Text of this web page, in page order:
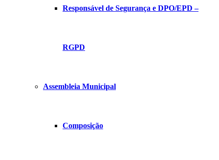
Responsável de Segurança e DPO/EPD –
RGPD
Assembleia Municipal
Composição